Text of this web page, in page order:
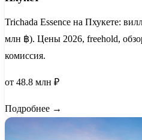
Trichada Essence на Пхукете:
млн ฿). Цены 2026, freehold,
комиссия.
от 48.8 млн ₽
Подробнее →